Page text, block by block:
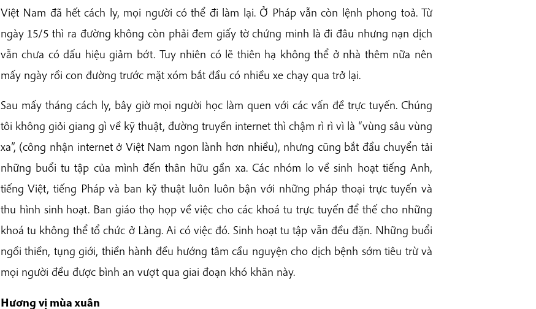
Việt Nam đã hết cách ly, mọi người có thể đi làm lại. Ở Pháp vẫn còn lệnh phong toả. Từ
ngày 15/5 thì ra đường không còn phải đem giấy tờ chứng minh là đi đâu nhưng nạn dịch
vẫn chưa có dấu hiệu giảm bớt. Tuy nhiên có lẽ thiên hạ không thể ở nhà thêm nữa nên
mấy ngày rồi con đường trước mặt xóm bắt đầu có nhiều xe chạy qua trở lại.
Sau mấy tháng cách ly, bây giờ mọi người học làm quen với các vấn đề trực tuyến. Chúng
tôi không giỏi giang gì về kỹ thuật, đường truyền internet thì chậm rì rì vì là “vùng sâu vùng
xa”, (công nhận internet ở Việt Nam ngon lành hơn nhiều), nhưng cũng bắt đầu chuyển tải
những buổi tu tập của mình đến thân hữu gần xa. Các nhóm lo về sinh hoạt tiếng Anh,
tiếng Việt, tiếng Pháp và ban kỹ thuật luôn luôn bận với những pháp thoại trực tuyến và
thu hình sinh hoạt. Ban giáo thọ họp về việc cho các khoá tu trực tuyến để thế cho những
khoá tu không thể tổ chức ở Làng. Ai có việc đó. Sinh hoạt tu tập vẫn đều đặn. Những buổi
ngồi thiền, tụng giới, thiền hành đều hướng tâm cầu nguyện cho dịch bệnh sớm tiêu trừ và
mọi người đều được bình an vượt qua giai đoạn khó khăn này.
Hương vị mùa xuân